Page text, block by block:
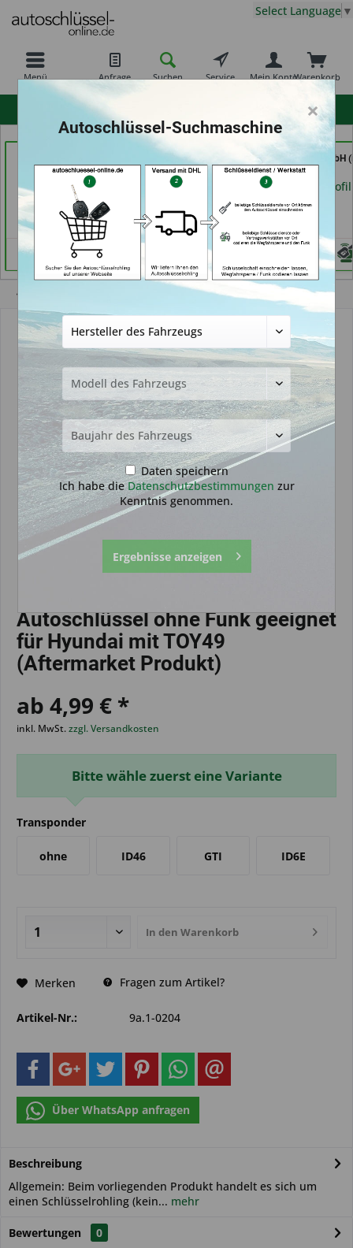
Menü Anfrage Suchen Service Warenkorb
Mein Konto
Select Language ▼
Schlüsseldienst (in
Grevenbroich)
Händlerprofil
Autohaus Patz GmbH
(in Rot am See)
Händlerprofil
Tayfun 2.0 GmbH
Fürth)
Händlerprofil
Autoschlüssel ohne Funk geeignet
für Hyundai mit TOY49
(Aftermarket Produkt)
ab 4,99 € *
inkl. MwSt.zzgl. Versandkosten
Bitte wähle zuerst eine Variante
Transponder
ohne ID46 GTI ID6E
In den Warenkorb
Merken Fragen zum Artikel?
Artikel-Nr.: 9a.1-0204
Über WhatsApp anfragen
Beschreibung
Allgemein: Beim vorliegenden Produkt handelt es sich um
einen Schlüsselrohling (kein... mehr
Bewertungen
0
×
Autoschlüssel-Suchmaschine
Daten speichern
Ich habe dieDatenschutzbestimmungen zur
Kenntnis genommen.
Ergebnisse anzeigen